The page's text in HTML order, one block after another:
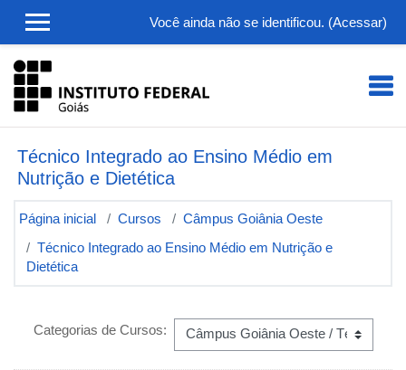
Você ainda não se identificou. (Acessar)
Técnico Integrado ao Ensino Médio em
Nutrição e Dietética
Página inicial Cursos
Câmpus Goiânia Oeste
Técnico Integrado ao Ensino Médio em Nutrição e
Dietética
Categorias de Cursos: